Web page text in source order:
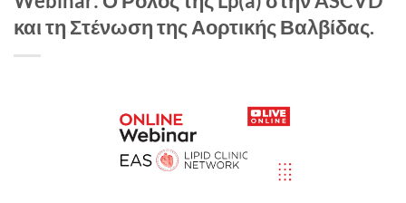
και τη Στένωση της Αορτικής Βαλβίδας.